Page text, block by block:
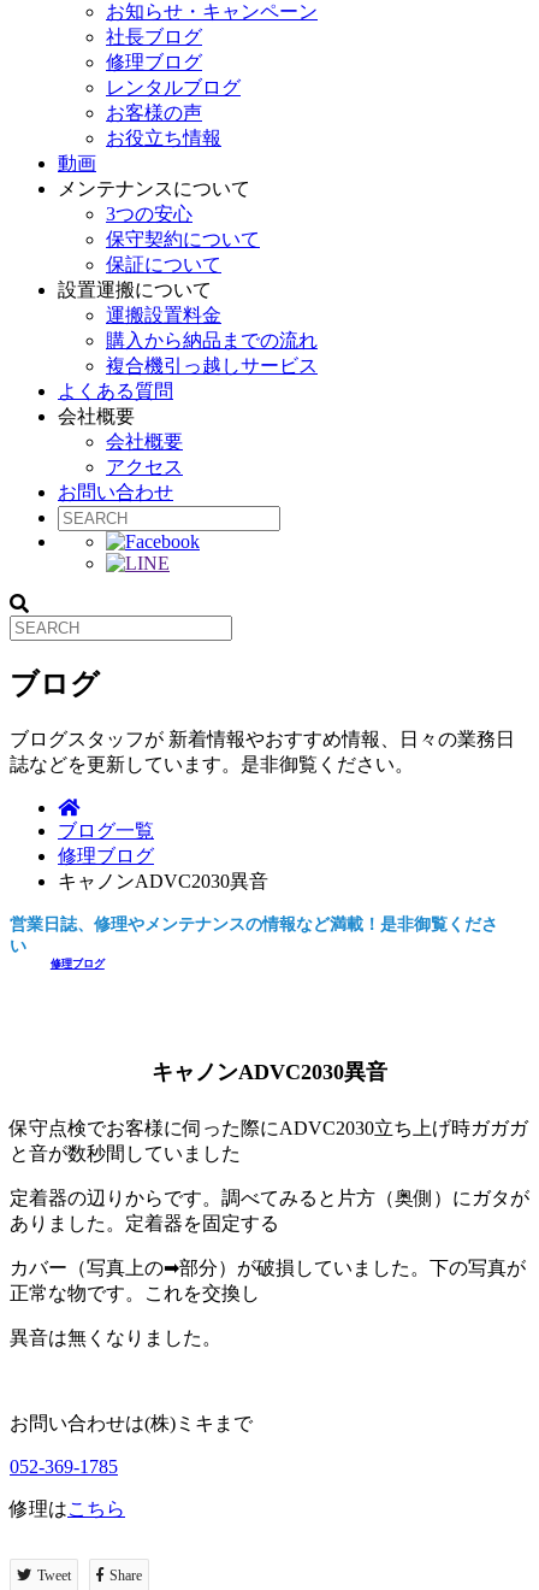
お知らせ・キャンペーン
社長ブログ
修理ブログ
レンタルブログ
お客様の声
お役立ち情報
動画
メンテナンスについて
3つの安心
保守契約について
保証について
設置運搬について
運搬設置料金
購入から納品までの流れ
複合機引っ越しサービス
よくある質問
会社概要
会社概要
アクセス
お問い合わせ
ブログ
ブログスタッフが 新着情報やおすすめ情報、日々の業務日
誌などを更新しています。是非御覧ください。
ブログ一覧
修理ブログ
キャノンADVC2030異音
営業日誌、修理やメンテナンスの情報など満載！是非御覧くださ
い。
修理ブログ
キャノンADVC2030異音
保守点検でお客様に伺った際にADVC2030立ち上げ時ガガガ
と音が数秒間していました
定着器の辺りからです。調べてみると片方（奥側）にガタが
ありました。定着器を固定する
カバー（写真上の➡部分）が破損していました。下の写真が
正常な物です。これを交換し
異音は無くなりました。
お問い合わせは(株)ミキまで
052-369-1785
修理はこちら
Tweet Share